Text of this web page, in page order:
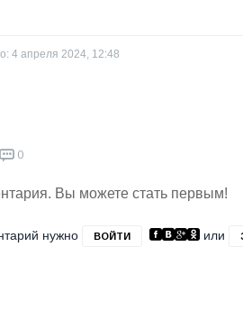
4 апреля 2024, 12:48
0
Вы можете стать первым!
нужно ВОЙТИ или